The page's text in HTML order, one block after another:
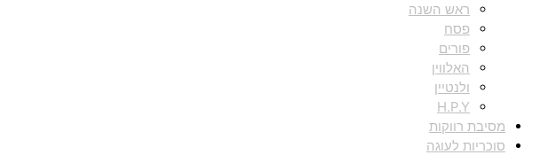
ראש השנה
פסח
פורים
האלווין
ולנטיין
H.P.Y
מסיבת רווקות
סוכריות לעוגה